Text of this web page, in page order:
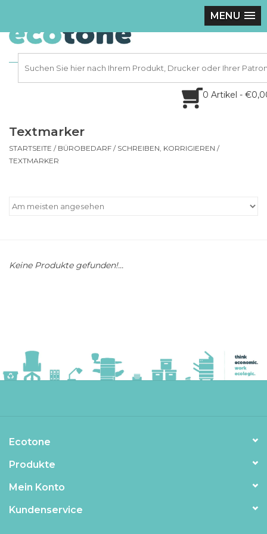
MENU
0 Artikel -
Textmarker
STARTSEITE / BÜROBEDARF / SCHREIBEN, KORRIGIEREN /
TEXTMARKER
Keine Produkte gefunden!...
Ecotone
Produkte
Mein Konto
Kundenservice